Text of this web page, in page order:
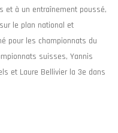
et à un entraînement poussé,
le plan national et
pour les championnats du
suisses, Yannis
et Laure Bellivier la 3e dans